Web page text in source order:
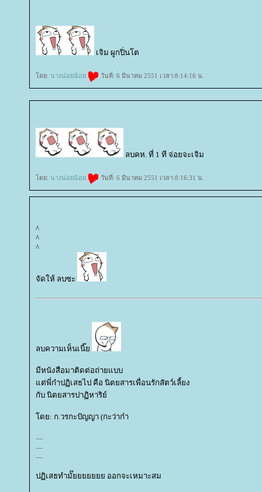
เจิม ผูกปิ่นโต
ดย: นางน่อยน้อ วันที่: 6 มีนาคม 2551 เวลา:8:14:16 น.
ลบคห. ที่ 1 ที จ่อยจะเจิม
ดย: นางน่อยน้อ วันที่: 6 มีนาคม 2551 เวลา:8:16:31 น.
^
^
^
จัดให้ ลบซะ
ลบความเห็นเนี๊
มีหนังสือมาติดต่อถ่ายแบบ
ต่พี่ก๋าปฏิเสธไป คือ นิตยสารเพื่อนรักสัตว์เลี้ยง
กับ นิตยสารปาฏิหาริย์
ดย: ก.วรกะปัญญา (กะว่าก๋า
ปฏิเสธทำมั๊ยยยยยยย ออกจะเหมาะสม